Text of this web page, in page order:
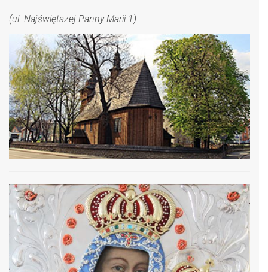
(ul. Najświętszej Panny Marii 1)